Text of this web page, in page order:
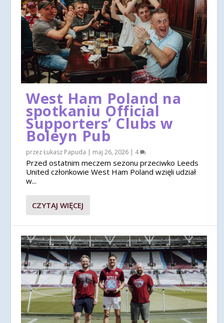
West Ham Poland na
spotkaniu Official
Supporters’ Clubs w
Boleyn Pub
przezŁukasz Papuda | maj 26, 2026 | 4
Przed ostatnim meczem sezonu przeciwko Leeds
United członkowie West Ham Poland wzięli udział
w...
CZYTAJ WIĘCEJ